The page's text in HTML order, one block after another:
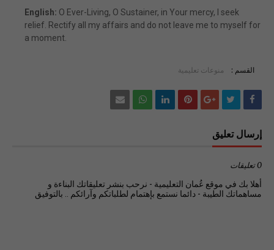
English: O Ever-Living, O Sustainer, in Your mercy, I seek
relief. Rectify all my affairs and do not leave me to myself for
a moment.
القسم : منوعات تعليمية
إرسال تعليق
0 تعليقات
أهلا بك في موقع عُمان التعليمية - نرحب بنشر تعليقاتك البناءة و
مساهماتك الطيبة - دائما نستمع بإهتمام لطلباتكم وآرائكم .. بالتوفيق